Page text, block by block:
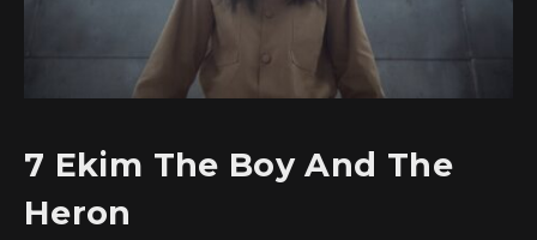
7 Ekim The Boy And The
Heron